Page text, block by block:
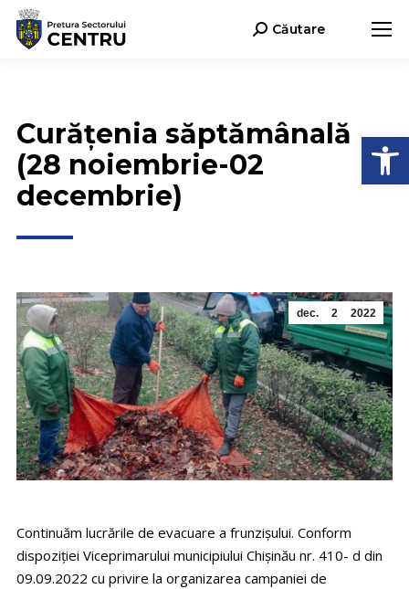
Search:Căutare
Curățenia săptămânală
(28 noiembrie-02
decembrie)
dec. 2 2022
Continuăm lucrările de evacuare a frunzișului. Conform
dispoziției Viceprimarului municipiului Chișinău nr. 410- d din
09.09.2022 cu privire la organizarea campaniei de